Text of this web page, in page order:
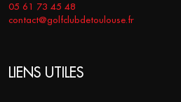
05 61 73 45 48
contact@golfclubdetoulouse.fr
LIENS UTILES